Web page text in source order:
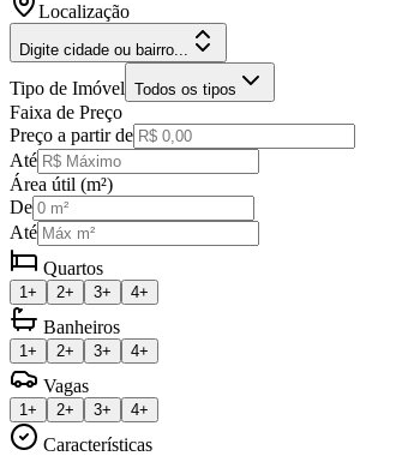
Localização
Digite cidade ou bairro...
Tipo de Imóvel Todos os tipos
Faixa de Preço
Preço a partir de
Até
Área útil (m²)
De
Até
Quartos
1+ 2+ 3+ 4+
Banheiros
1+ 2+ 3+ 4+
Vagas
1+ 2+ 3+ 4+
Características